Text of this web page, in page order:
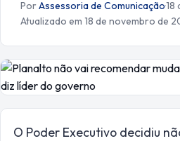
PorAssessoria de Comunicação·18
Atualizado em 18 de novembro de
O Poder Executivo decidiu